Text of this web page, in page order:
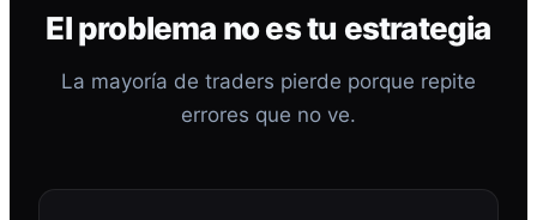
El problema no es tu estrategia
La mayoría de traders pierde porque repite
errores que no ve.